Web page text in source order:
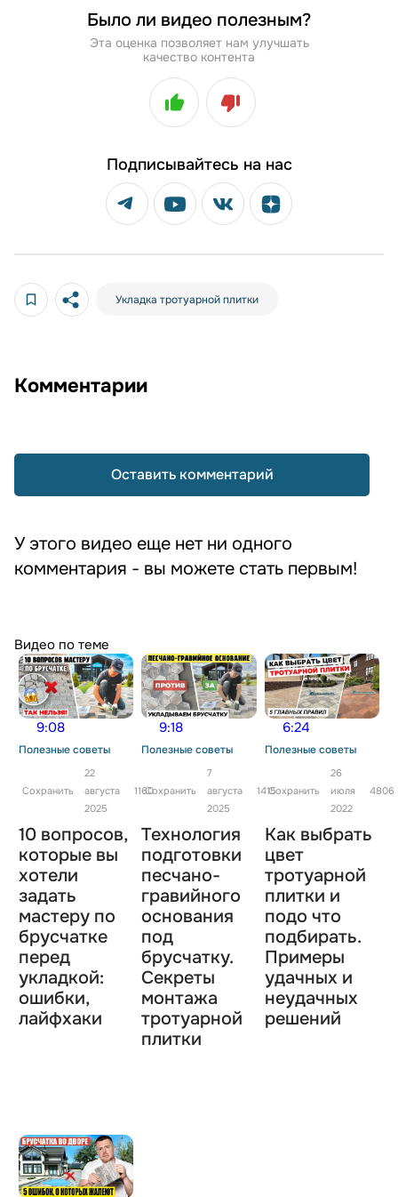
Было ли видео полезным?
Эта оценка позволяет нам улучшать
качество контента
Подписывайтесь на нас
Укладка тротуарной плитки
Комментарии
У этого видео еще нет ни одного
комментария - вы можете стать первым!
Оставить комментарий
Видео по теме
9:08
Полезные советы
Сохранить
22
августа
2025
1160
10 вопросов,
которые вы
хотели
задать
мастеру по
брусчатке
перед
укладкой:
ошибки,
лайфхаки
9:18
Полезные советы
Сохранить
7
августа
2025
1415
Технология
подготовки
песчано-
гравийного
основания
под
брусчатку.
Секреты
монтажа
тротуарной
плитки
6:24
Полезные советы
Сохранить
26
июля
2022
4806
Как выбрать
цвет
тротуарной
плитки и
подо что
подбирать.
Примеры
удачных и
неудачных
решений